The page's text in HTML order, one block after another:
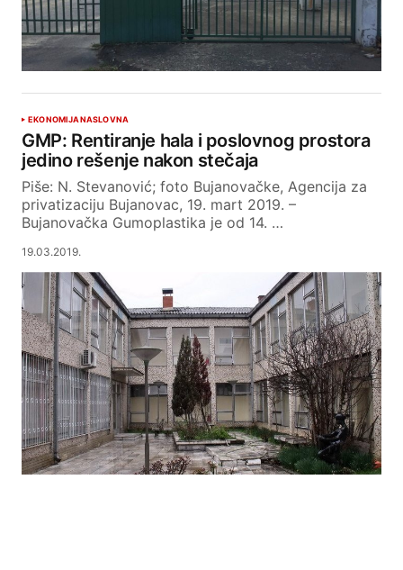
EKONOMIJANASLOVNA
GMP: Rentiranje hala i poslovnog prostora
jedino rešenje nakon stečaja
Piše: N. Stevanović; foto Bujanovačke, Agencija za
privatizaciju Bujanovac, 19. mart 2019. –
Bujanovačka Gumoplastika je od 14. …
19.03.2019.